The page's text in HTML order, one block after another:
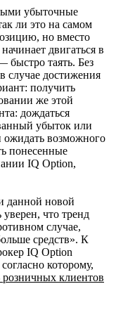
убыточные
ли это на самом
но вместо
двигаться в
быстро таять. Без
случае достижения
получить
же этой
дождаться
убыток или
ожидать возможного
понесенные
IQ Option,
данной новой
что тренд
случае,
средств». К
IQ Option
которому,
розничных клиентов